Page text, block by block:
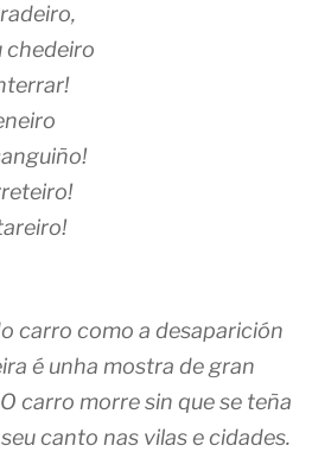
chedeiro
carro como a desaparición
é unha mostra de gran
carro morre sin que se teña
canto nas vilas e cidades.